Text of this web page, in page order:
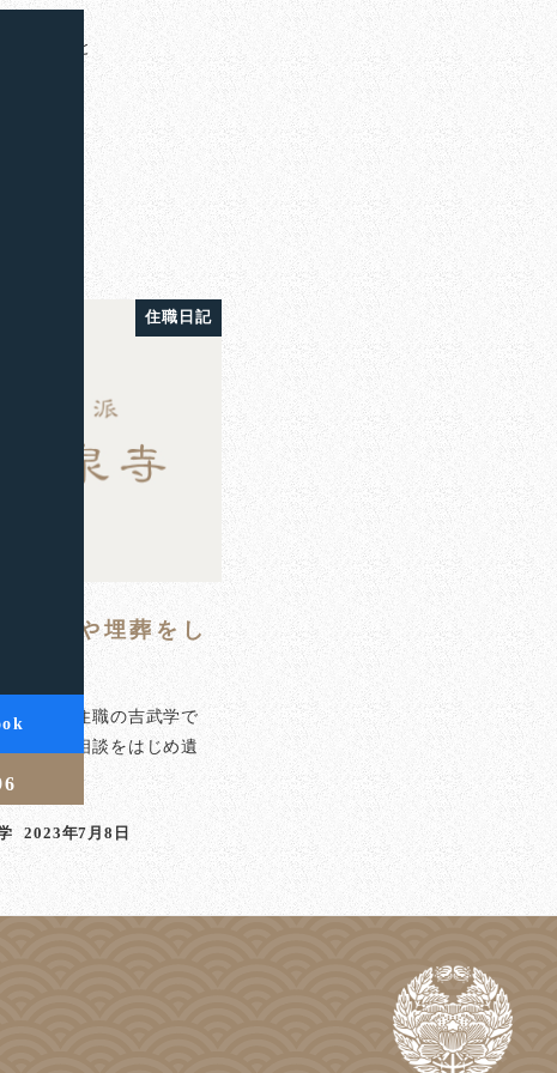
親なきあと
と
住職日記
葬儀や埋葬をし
法泉寺住職の吉武学で
終活のご相談をはじめ遺
葬 […]
投稿日
2023年7月8日